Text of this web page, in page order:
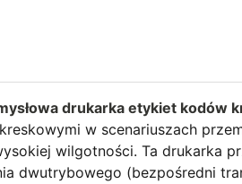
drukarka etykiet kodów
w scenariuszach
wilgotności. Ta drukarka
dwutrybowego (bezpośredni